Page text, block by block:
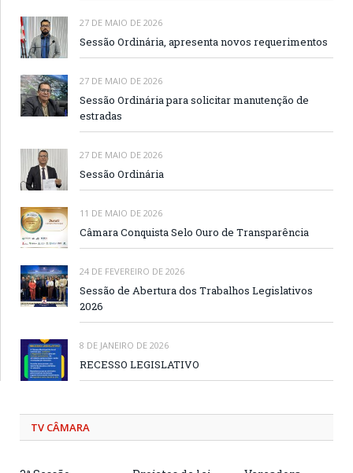
27 DE MAIO DE 2026
Sessão Ordinária, apresenta novos requerimentos
27 DE MAIO DE 2026
Sessão Ordinária para solicitar manutenção de
estradas
27 DE MAIO DE 2026
Sessão Ordinária
11 DE MAIO DE 2026
Câmara Conquista Selo Ouro de Transparência
24 DE FEVEREIRO DE 2026
Sessão de Abertura dos Trabalhos Legislativos
2026
8 DE JANEIRO DE 2026
RECESSO LEGISLATIVO
TV CÂMARA